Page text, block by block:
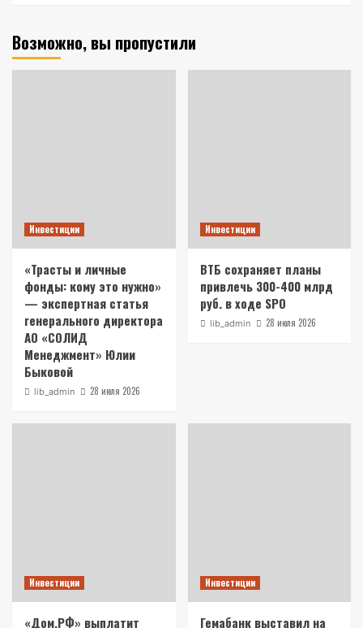
Возможно, вы пропустили
Инвестиции
«Трасты и личные
фонды: кому это нужно»
— экспертная статья
генерального директора
АО «СОЛИД
Менеджмент» Юлии
Быковой
lib_admin 28 июля 2026
Инвестиции
ВТБ сохраняет планы
привлечь 300-400 млрд
руб. в ходе SPO
lib_admin 28 июля 2026
Инвестиции
«Дом.РФ» выплатит
Инвестиции
Гемабанк выставил на